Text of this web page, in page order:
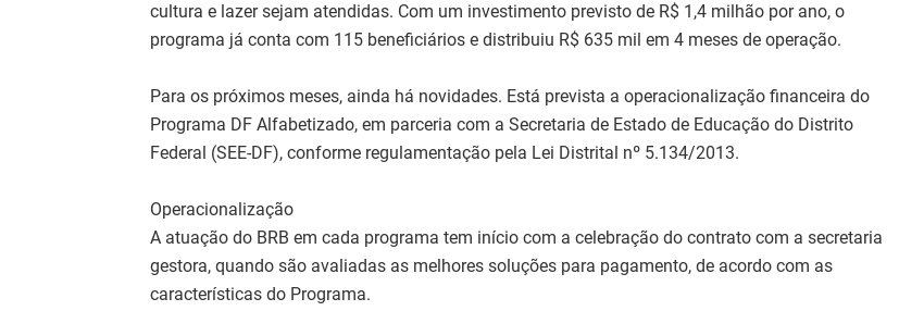
cultura e lazer sejam atendidas. Com um investimento previsto de R$ 1,4 milhão por ano, o
programa já conta com 115 beneficiários e distribuiu R$ 635 mil em 4 meses de operação.
Para os próximos meses, ainda há novidades. Está prevista a operacionalização financeira do
Programa DF Alfabetizado, em parceria com a Secretaria de Estado de Educação do Distrito
Federal (SEE-DF), conforme regulamentação pela Lei Distrital nº 5.134/2013.
Operacionalização
A atuação do BRB em cada programa tem início com a celebração do contrato com a secretaria
gestora, quando são avaliadas as melhores soluções para pagamento, de acordo com as
características do Programa.